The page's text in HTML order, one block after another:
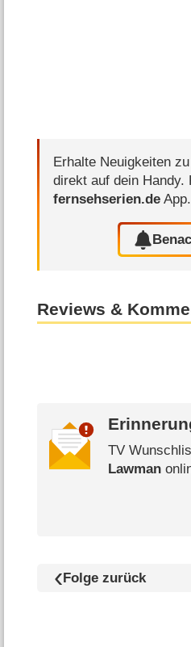
Erhalte Neuigkeiten
direkt auf dein Handy.
fernsehserien.de App.
Reviews &
TV
Lawman
Folge zurück